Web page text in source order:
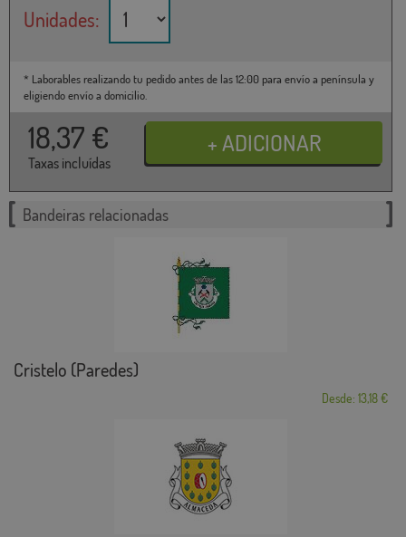
Unidades:
* Laborables realizando tu pedido antes de las 12:00 para envío a península y
eligiendo envío a domicilio.
18,37 €
Taxas incluídas
Bandeiras relacionadas
Cristelo (Paredes)
Desde: 13,18 €